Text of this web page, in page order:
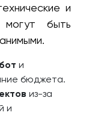
и
могут быть
и
бюджета.
из-за
и